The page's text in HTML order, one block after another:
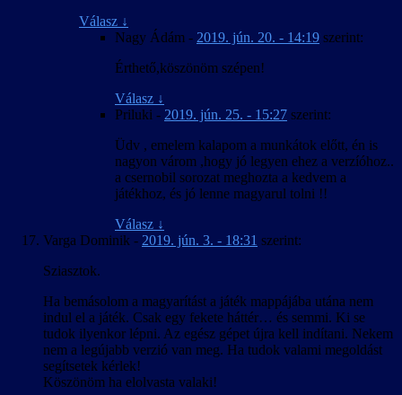
Válasz ↓
Nagy Ádám - 2019. jún. 20. - 14:19 szerint:
Érthető,köszönöm szépen!
Válasz ↓
Priluki - 2019. jún. 25. - 15:27 szerint:
Üdv , emelem kalapom a munkátok előtt, én is
nagyon várom ,hogy jó legyen ehez a verzíóhoz..
a csernobil sorozat meghozta a kedvem a
játékhoz, és jó lenne magyarul tolni !!
Válasz ↓
Varga Dominik - 2019. jún. 3. - 18:31 szerint:
Sziasztok.
Ha bemásolom a magyarítást a játék mappájába utána nem
indul el a játék. Csak egy fekete háttér… és semmi. Ki se
tudok ilyenkor lépni. Az egész gépet újra kell indítani. Nekem
nem a legújabb verzió van meg. Ha tudok valami megoldást
segítsetek kérlek!
Köszönöm ha elolvasta valaki!